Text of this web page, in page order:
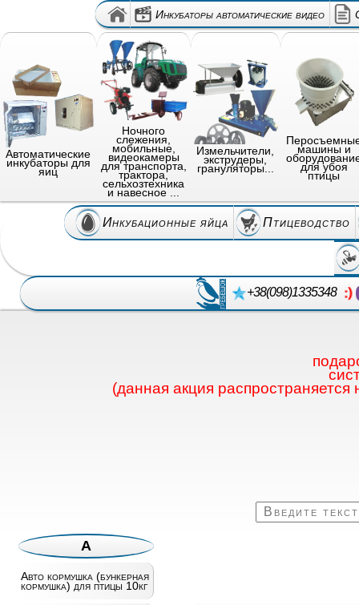
Инкубаторы автоматические видео
Автоматические
инкубаторы для
яиц
Ночного
слежения,
мобильные,
видеокамеры
для транспорта,
трактора,
сельхозтехника
и навесное ...
Измельчители,
экструдеры,
грануляторы...
машины и
для убоя
птицы
Инкубационные яйца Птицеводство
+38(098)1335348
(данная акция
А
Авто кормушка (бункерная
кормушка) для птицы 10кг